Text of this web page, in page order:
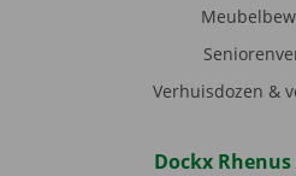
Verhuisdozen &
Dockx